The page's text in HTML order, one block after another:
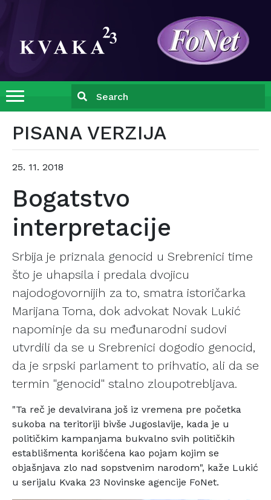
PISANA VERZIJA
25. 11. 2018
Bogatstvo
interpretacije
Srbija je priznala genocid u Srebrenici time
što je uhapsila i predala dvojicu
najodogovornijih za to, smatra istoričarka
Marijana Toma, dok advokat Novak Lukić
napominje da su međunarodni sudovi
utvrdili da se u Srebrenici dogodio genocid,
da je srpski parlament to prihvatio, ali da se
termin "genocid" stalno zloupotrebljava.
"Ta reč je devalvirana još iz vremena pre početka
sukoba na teritoriji bivše Jugoslavije, kada je u
političkim kampanjama bukvalno svih političkih
establišmenta korišćena kao pojam kojim se
objašnjava zlo nad sopstvenim narodom", kaže Lukić
u serijalu Kvaka 23 Novinske agencije FoNet.